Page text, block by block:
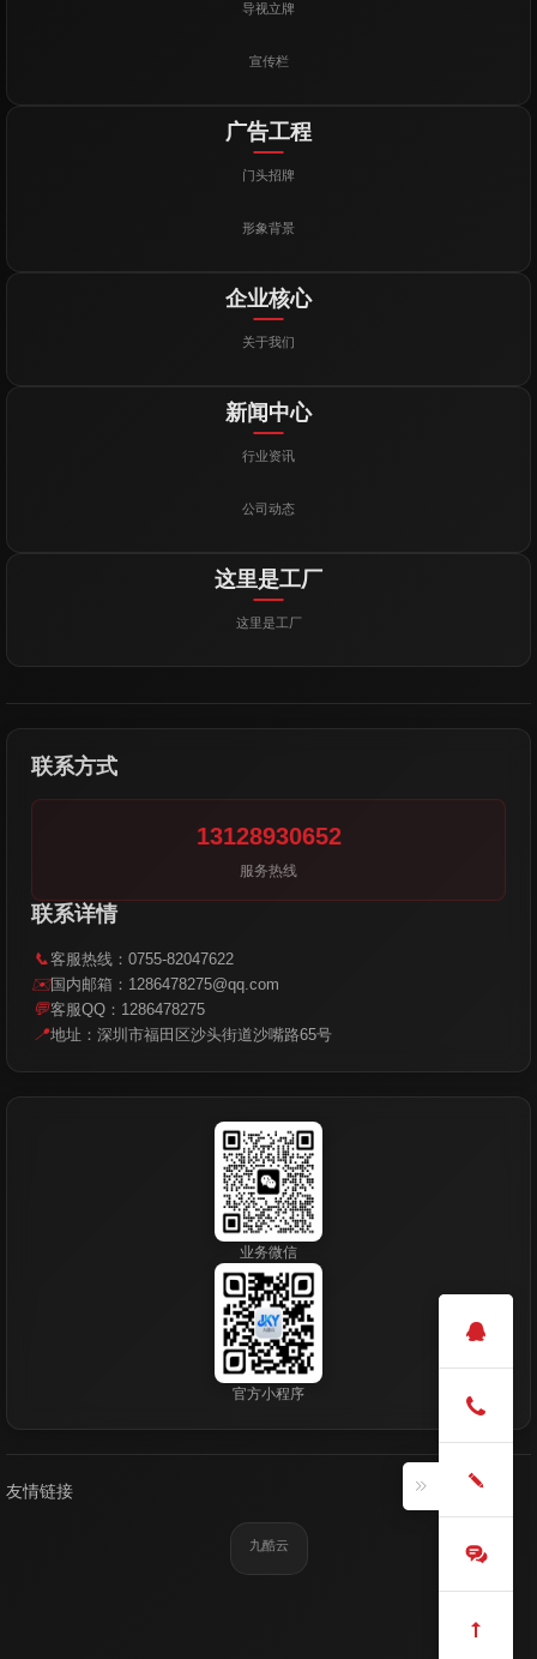
导视立牌
宣传栏
广告工程
门头招牌
形象背景
企业核心
关于我们
新闻中心
行业资讯
公司动态
这里是工厂
这里是工厂
联系方式
13128930652
服务热线
联系详情
📞客服热线：0755-82047622
✉️国内邮箱：1286478275@qq.com
💬客服QQ：1286478275
📍地址：深圳市福田区沙头街道沙嘴路65号
业务微信
官方小程序
友情链接
九酷云